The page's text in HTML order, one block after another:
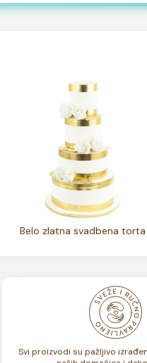
Belo zlatna svadbena torta
Svi proizvodi su pažljivo